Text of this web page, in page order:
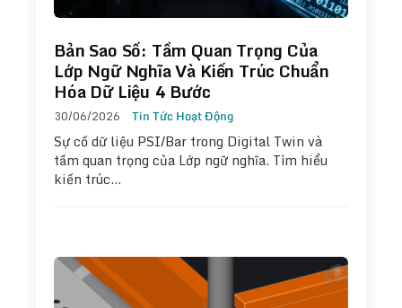
Bản Sao Số: Tầm Quan Trọng Của
Lớp Ngữ Nghĩa Và Kiến Trúc Chuẩn
Hóa Dữ Liệu 4 Bước
30/06/2026 Tin Tức Hoạt Động
Sự cố dữ liệu PSI/Bar trong Digital Twin và
tầm quan trọng của Lớp ngữ nghĩa. Tìm hiểu
kiến trúc…